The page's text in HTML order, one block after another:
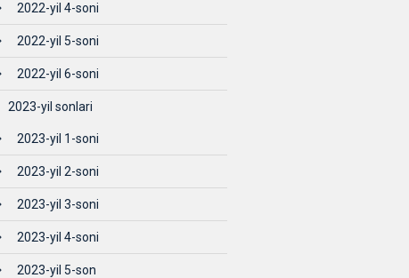
2022-yil 4-soni
2022-yil 5-soni
2022-yil 6-soni
2023-yil sonlari
2023-yil 1-soni
2023-yil 2-soni
2023-yil 3-soni
2023-yil 4-soni
2023-yil 5-son